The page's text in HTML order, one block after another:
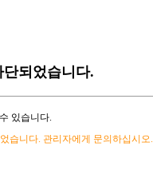
되었습니다.
있습니다.
습니다. 관리자에게 문의하십시오.